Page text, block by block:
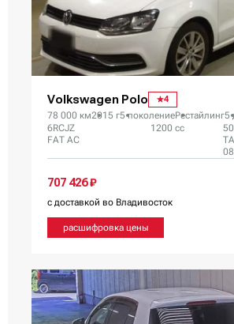
Volkswagen Polo 4
78 000 км2015 г5 поколениеРестайлинг5
6RCJZ
FAT AC
1200 сс
707 426 ₽
с доставкой во Владивосток
расшифровка цены